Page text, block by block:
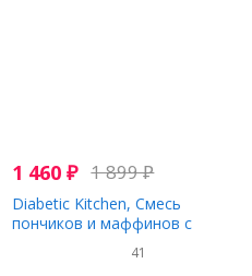
1 460₽ 1 899₽
Diabetic Kitchen, Смесь
пончиков и маффинов с
корицей, 235 г (8,3 унции)
41